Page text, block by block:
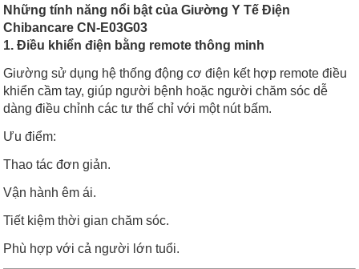
Những tính năng nổi bật của Giường Y Tế Điện
Chibancare CN-E03G03
1. Điều khiển điện bằng remote thông minh
Giường sử dụng hệ thống động cơ điện kết hợp remote điều
khiển cầm tay, giúp người bệnh hoặc người chăm sóc dễ
dàng điều chỉnh các tư thế chỉ với một nút bấm.
Ưu điểm:
Thao tác đơn giản.
Vận hành êm ái.
Tiết kiệm thời gian chăm sóc.
Phù hợp với cả người lớn tuổi.